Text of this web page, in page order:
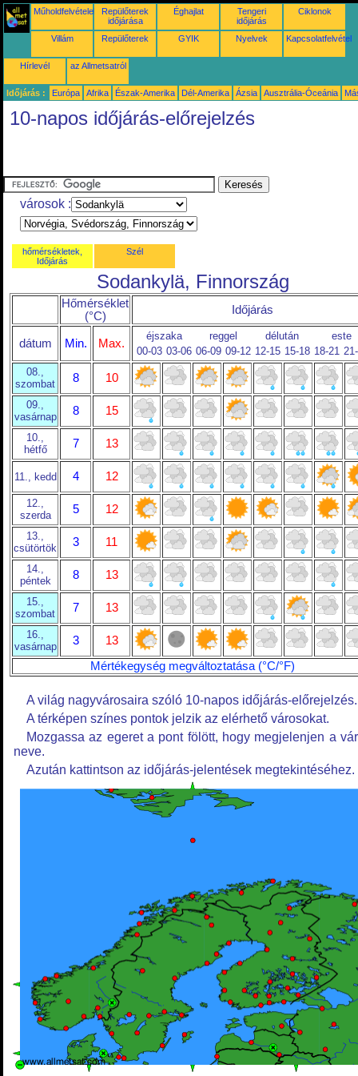
Műholdfelvételek
Repülőterek
időjárása
Éghajlat
Tengeri
időjárás
Ciklonok
Villám Repülőterek GYIK Nyelvek Kapcsolatfelvétel
Hírlevél az Allmetsatról
Időjárás : Európa Afrika Észak-Amerika Dél-Amerika Ázsia Ausztrália-Óceánia
10-napos időjárás-előrejelzés
városok :
hőmérsékletek,
Időjárás
Szél
Sodankylä, Finnország
Hőmérséklet
(°C)
Időjárás
dátum Min. Max.
éjszaka reggel délután
este
00-03 03-06 06-09 09-12 12-15 15-18 18-21
08.,
szombat
8 10
09.,
vasárnap
8 15
10.,
hétfő
7 13
11., kedd 4 12
12.,
szerda
5 12
13.,
csütörtök
3 11
14.,
péntek
8 13
15.,
szombat
7 13
16.,
vasárnap
3
13
Mértékegység megváltoztatása (°C/°F)
A világ nagyvárosaira szóló 10-napos időjárás-előrejelzés.
A térképen színes pontok jelzik az elérhető városokat.
Mozgassa az egeret a pont fölött, hogy megjelenjen a
neve.
Azután kattintson az időjárás-jelentések megtekintéséhez.